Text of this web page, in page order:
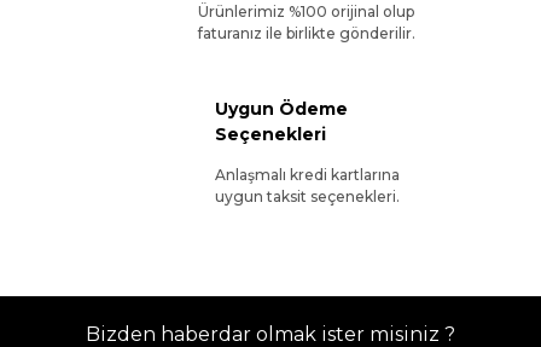
Ürünlerimiz %100 orijinal olup
faturanız ile birlikte gönderilir.
Uygun Ödeme
Seçenekleri
Anlaşmalı kredi kartlarına
uygun taksit seçenekleri.
Bizden haberdar olmak ister misiniz ?